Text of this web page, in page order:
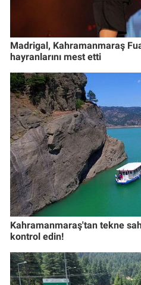
Madrigal, Kahramanmaraş
hayranlarını mest etti
Kahramanmaraş'tan tekne
kontrol edin!